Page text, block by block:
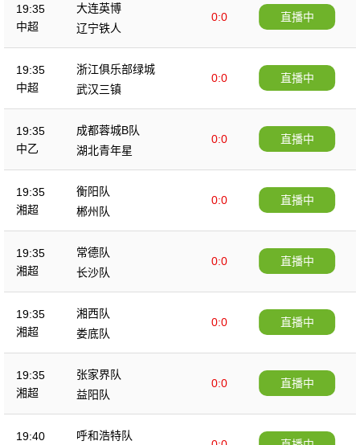
19:35
中超
大连英博
0:0
辽宁铁人
直播中
19:35
中超
浙江俱乐部绿城
0:0
武汉三镇
直播中
19:35
中乙
成都蓉城B队
0:0
湖北青年星
直播中
19:35
湘超
衡阳队
0:0
郴州队
直播中
19:35
湘超
常德队
0:0
长沙队
直播中
19:35
湘超
湘西队
0:0
娄底队
直播中
19:35
湘超
张家界队
0:0
益阳队
直播中
19:40 呼和浩特队